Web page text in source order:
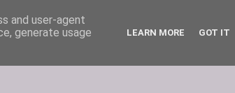
and user-agent
generate usage
LEARN MORE GOT IT